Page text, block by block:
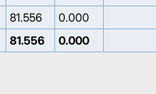
81.556 0.000
81.556 0.000